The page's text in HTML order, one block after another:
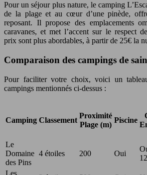
Pour un séjour plus nature, le camping
de la plage et au cœur d’une pinède,
reposant. Il propose des emplacements
caravanes, et met l’accent sur le respect
prix sont plus abordables, à partir de 25€ la
Comparaison des campings de
Pour faciliter votre choix, voici un
campings mentionnés ci-dessus :
Camping Classement
Proximité
Plage (m)
Piscine
Le
Domaine
des Pins
4 étoiles 200 Oui
Les